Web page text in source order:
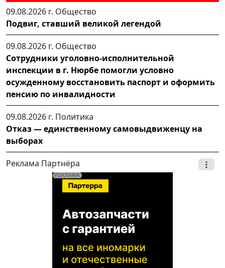
09.08.2026 г. Общество
Подвиг, ставший великой легендой
09.08.2026 г. Общество
Сотрудники уголовно-исполнительной
инспекции в г. Нюрбе помогли условно
осужденному восстановить паспорт и оформить
пенсию по инвалидности
09.08.2026 г. Политика
Отказ — единственному самовыдвиженцу на
выборах
Реклама Партнёра